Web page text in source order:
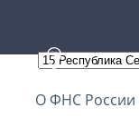
О ФНС России